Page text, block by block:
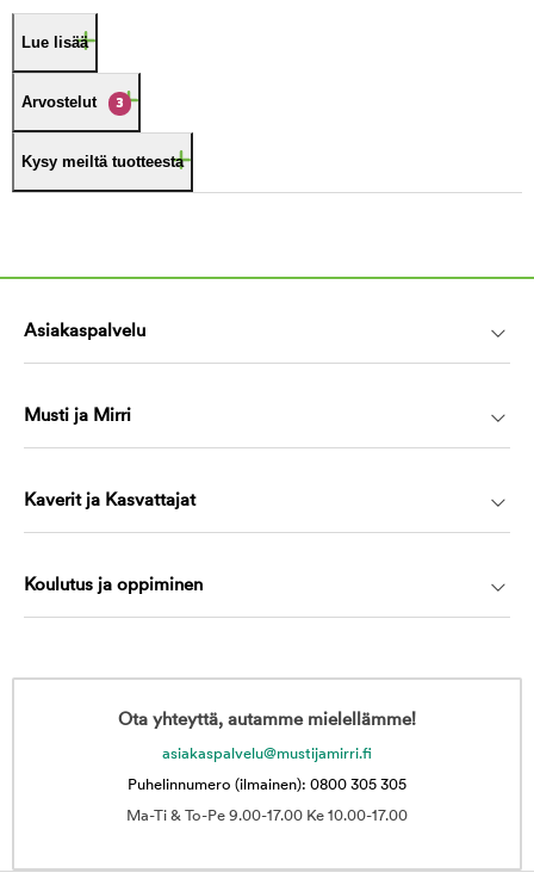
Lue lisää
Arvostelut 3
Kysy meiltä tuotteesta
Asiakaspalvelu
Musti ja Mirri
Kaverit ja Kasvattajat
Koulutus ja oppiminen
Ota yhteyttä, autamme mielellämme!
asiakaspalvelu@mustijamirri.fi
Puhelinnumero (ilmainen): 0800 305 305
Ma-Ti & To-Pe 9.00-17.00 Ke 10.00-17.00